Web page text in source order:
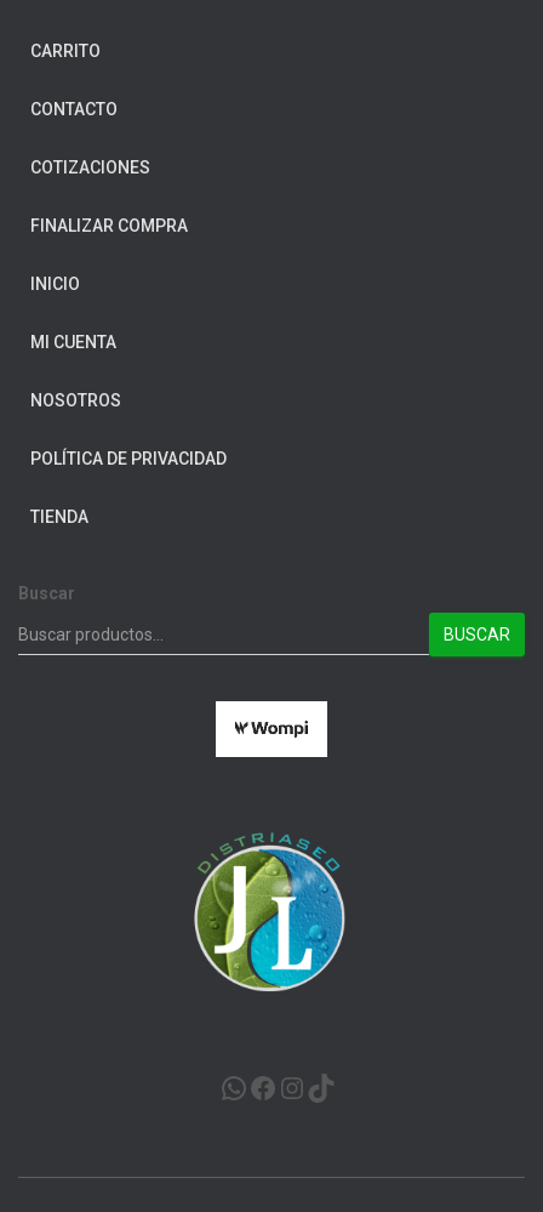
CARRITO
CONTACTO
COTIZACIONES
FINALIZAR COMPRA
INICIO
MI CUENTA
NOSOTROS
POLÍTICA DE PRIVACIDAD
TIENDA
Buscar
BUSCAR
WHATSAPP FACEBOOK INSTAGRAM